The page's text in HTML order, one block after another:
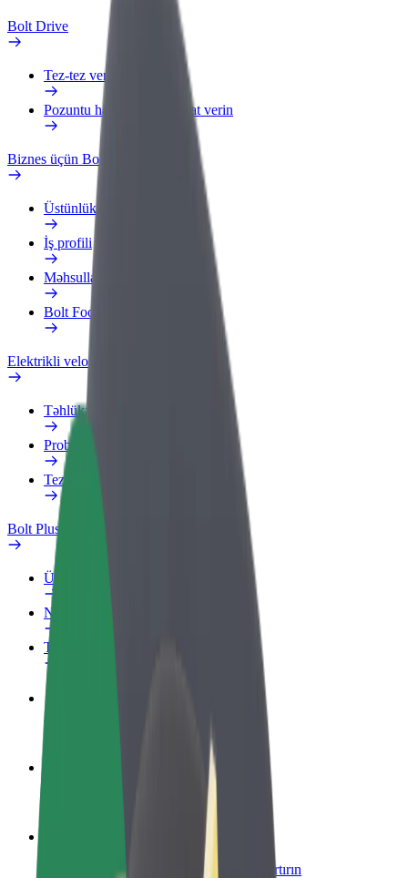
Bolt Drive
Tez-tez verilən suallar
Pozuntu haqqında məlumat verin
Biznes üçün Bolt
Üstünlüklər
İş profili
Məhsullar
Bolt Food for Business
Elektrikli velosipedlər
Təhlükəsizlik Laboratoriyası
Problemi bildir
Tez-tez verilən suallar
Bolt Plus
Üstünlüklər
Necə qoşulmalı?
Tez-tez verilən suallar
Sürücü ol
Yemək çatdırın və həftəlik ödəniş alın
Restoran və ya mağaza əlavə edin
Daha çox müştəri cəlb edin və satışları artırın